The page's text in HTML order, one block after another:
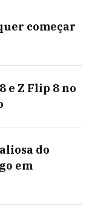
começar
e Z Flip 8 no
do
em